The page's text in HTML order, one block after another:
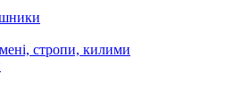
стропи, килими